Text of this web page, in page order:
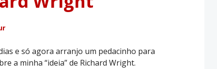
e só agora arranjo um pedacinho para
a minha “ideia” de Richard Wright.